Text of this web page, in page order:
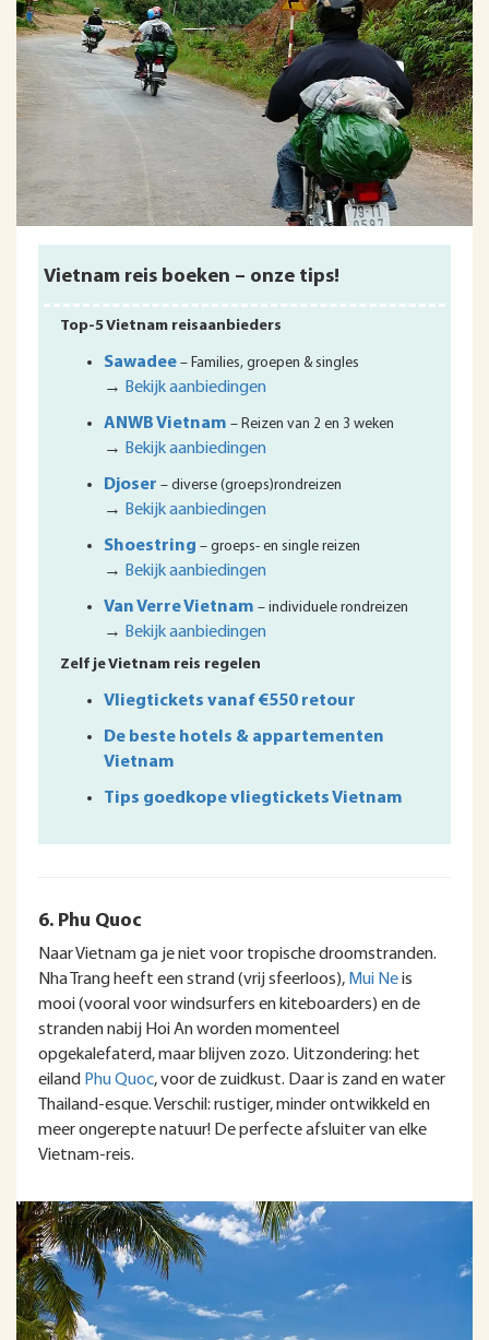
Vietnam reis boeken – onze tips!
Top-5 Vietnam reisaanbieders
Sawadee – Families, groepen & singles
→ Bekijk aanbiedingen
ANWB Vietnam – Reizen van 2 en 3 weken
→ Bekijk aanbiedingen
Djoser – diverse (groeps)rondreizen
→ Bekijk aanbiedingen
Shoestring – groeps- en single reizen
→ Bekijk aanbiedingen
Van Verre Vietnam – individuele rondreizen
→ Bekijk aanbiedingen
Zelf je Vietnam reis regelen
Vliegtickets vanaf €550 retour
De beste hotels & appartementen
Vietnam
Tips goedkope vliegtickets Vietnam
6. Phu Quoc
Naar Vietnam ga je niet voor tropische droomstranden.
Nha Trang heeft een strand (vrij sfeerloos), Mui Neis
mooi (vooral voor windsurfers en kiteboarders) en de
stranden nabij Hoi An worden momenteel
opgekalefaterd, maar blijven zozo. Uitzondering: het
eiland Phu Quoc, voor de zuidkust. Daar is zand en water
Thailand-esque. Verschil: rustiger, minder ontwikkeld en
meer ongerepte natuur! De perfecte afsluiter van elke
Vietnam-reis.